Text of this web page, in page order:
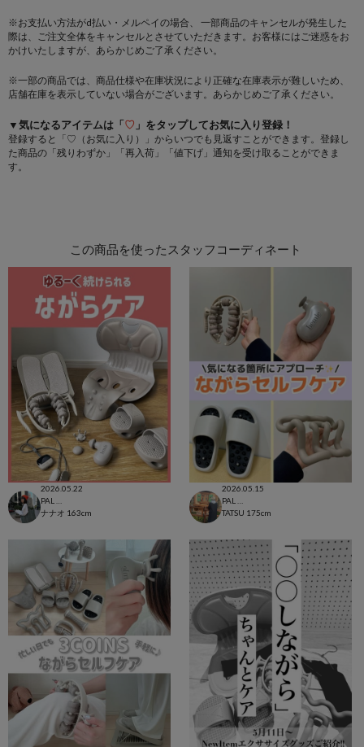
※お支払い方法がd払い・メルペイの場合、 一部商品のキャンセルが発生した
際は、ご注文全体をキャンセルとさせていただきます。お客様にはご迷惑をお
かけいたしますが、あらかじめご了承ください。
※一部の商品では、商品仕様や在庫状況により正確な在庫表示が難しいため、
店舗在庫を表示していない場合がございます。あらかじめご了承ください。
▼気になるアイテムは「♡ 」をタップしてお気に入り登録！
登録すると「♡（お気に入り）」からいつでも見返すことができます。登録し
た商品の「残りわずか」「再入荷」「値下げ」通知を受け取ることができま
す。
この商品を使ったスタッフコーディネート
2026.05.22
ナナオ 163cm
2026.05.15
TATSU 175cm